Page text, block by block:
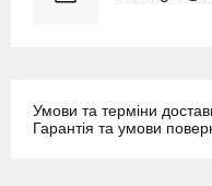
Умови та терміни
Гарантія та умови